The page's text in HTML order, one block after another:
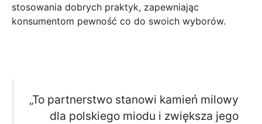
stosowania dobrych praktyk, zapewniając
konsumentom pewność co do swoich wyborów.
„To partnerstwo stanowi kamień milowy
dla polskiego miodu i zwiększa jego